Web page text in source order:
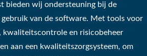
bieden wij ondersteuning bij de
van de software. Met tools voor
kwaliteitscontrole en risicobeheer
aan een kwaliteitszorgsysteem, om